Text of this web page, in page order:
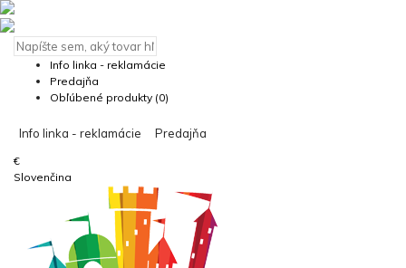
Info linka - reklamácie
Predajňa
Obľúbené produkty (0)
Info linka - reklamácie Predajňa
€
Slovenčina